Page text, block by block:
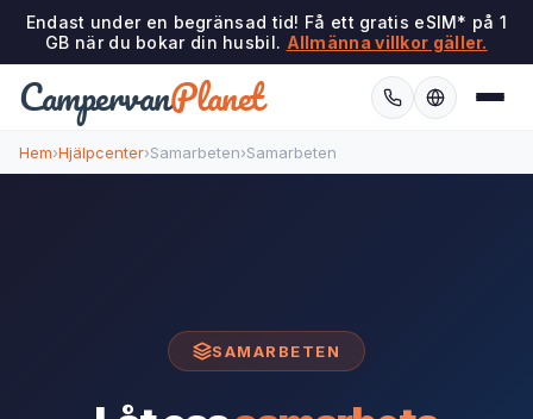
Endast under en begränsad tid! Få ett gratis eSIM* på 1
GB när du bokar din husbil. Allmänna villkor gäller.
CampervanPlanet
Hem›Hjälpcenter›Samarbeten›Samarbeten
SAMARBETEN